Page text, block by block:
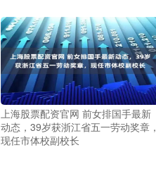
上海股票配资官网 前女排国手最新
动态，39岁获浙江省五一劳动奖章，
现任市体校副校长